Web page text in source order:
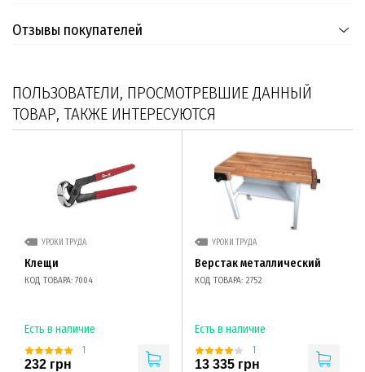
Отзывы покупателей
ПОЛЬЗОВАТЕЛИ, ПРОСМОТРЕВШИЕ ДАННЫЙ
ТОВАР, ТАКЖЕ ИНТЕРЕСУЮТСЯ
УРОКИ ТРУДА
Клещи
КОД ТОВАРА: 7004
Есть в наличие
1
232 грн
УРОКИ ТРУДА
Верстак металлический
КОД ТОВАРА: 2752
Есть в наличие
1
13 335 грн